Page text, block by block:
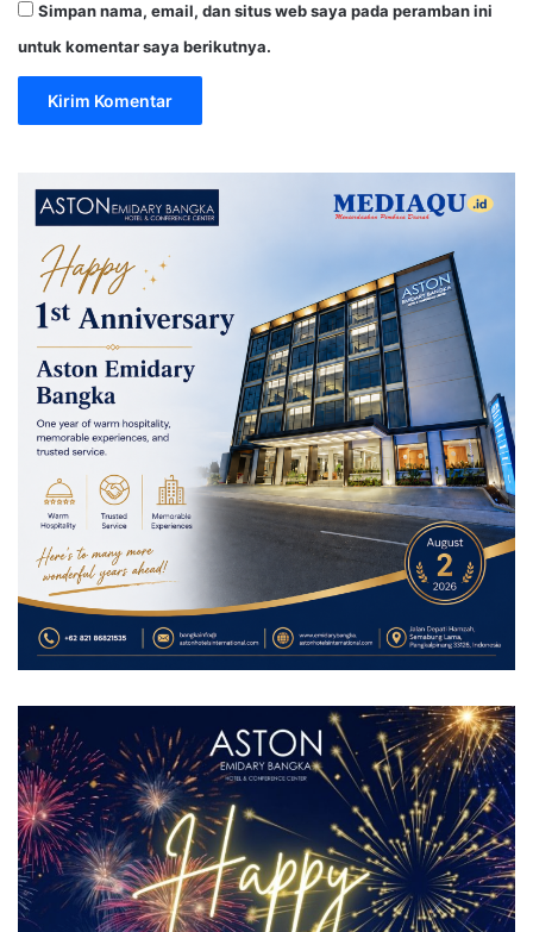
Simpan nama, email, dan situs web saya pada peramban ini
untuk komentar saya berikutnya.